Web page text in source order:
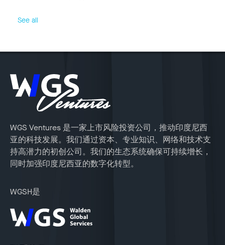
See all
WGS Ventures 是一家上市风险投资公司，推动印度尼西
亚的科技发展。我们通过资本、专业知识、网络和技术支
持高潜力的初创公司。我们的生态系统确保可持续增长，
同时加强印度尼西亚的数字化转型。
WGSH是